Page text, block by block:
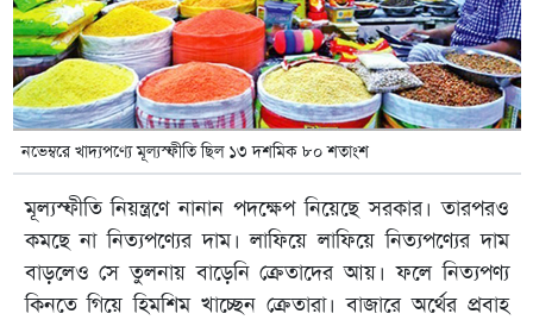
নভেম্বরে খাদ্যপণ্যে মূল্যস্ফীতি ছিল ১৩ দশমিক ৮০ শতাংশ
মূল্যস্ফীতি নিয়ন্ত্রণে নানান পদক্ষেপ নিয়েছে সরকার। তারপরও
কমছে না নিত্যপণ্যের দাম। লাফিয়ে লাফিয়ে নিত্যপণ্যের দাম
বাড়লেও সে তুলনায় বাড়েনি ক্রেতাদের আয়। ফলে নিত্যপণ্য
কিনতে গিয়ে হিমশিম খাচ্ছেন ক্রেতারা। বাজারে অর্থের প্রবাহ